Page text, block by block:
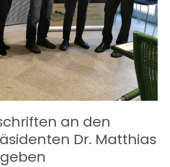
an den
Dr. Matthias